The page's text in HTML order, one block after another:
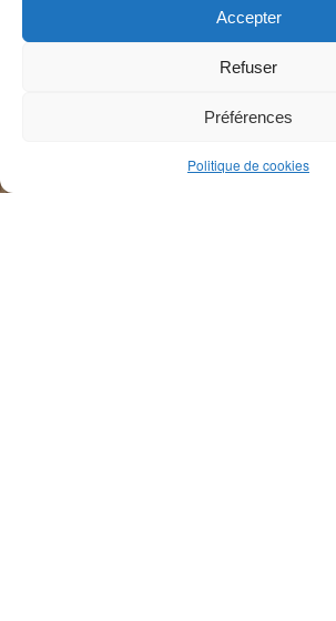
Accepter
Refuser
Préférences
Politique de cookies